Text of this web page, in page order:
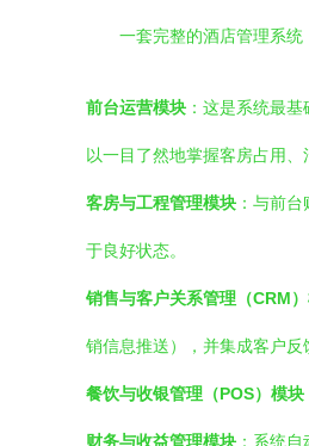
一套完整的酒店管理系统
前台运营模块 ：这是系统最
以一目了然地掌握客房占用、
客房与工程管理模块 ：与前
于良好状态。
销售与客户关系管理（CRM
销信息推送），并集成客户反
餐饮与收银管理（POS）模块
财务与收益管理模块 ：系统